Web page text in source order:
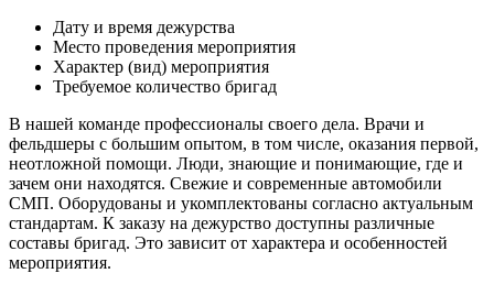
Дату и время дежурства
Место проведения мероприятия
Характер (вид) мероприятия
Требуемое количество бригад
В нашей команде профессионалы своего дела. Врачи и
фельдшеры с большим опытом, в том числе, оказания первой,
неотложной помощи. Люди, знающие и понимающие, где и
зачем они находятся. Свежие и современные автомобили
СМП. Оборудованы и укомплектованы согласно актуальным
стандартам. К заказу на дежурство доступны различные
составы бригад. Это зависит от характера и особенностей
мероприятия.